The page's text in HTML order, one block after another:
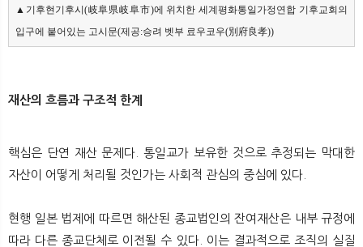
▲기후현기후시(岐阜県岐阜市)에 위치한 세계평화통일가정연합 기후교회의
입구에 붙어있는 고시문(제공:승려 벳부 료우코우(別府良孝))
재산의 흐름과 구조적 한계
핵심은 단연 재산 문제다. 통일교가 보유한 것으로 추정되는 막대한
자산이 어떻게 처리될 것인가는 사회적 관심의 중심에 있다.
현행 일본 법제에 따르면 해산된 종교법인의 잔여재산은 내부 규정에
따라 다른 종교단체로 이전될 수 있다. 이는 결과적으로 조직의 실질